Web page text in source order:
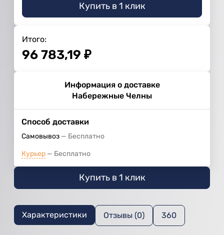
Купить в 1 клик
Итого:
96 783,19 ₽
Информация о доставке
Набережные Челны
Способ доставки
Самовывоз Бесплатно
Курьер Бесплатно
Купить в 1 клик
Характеристики Отзывы (0) 360